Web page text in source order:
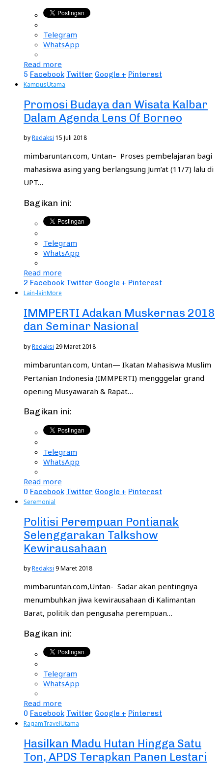
Telegram
WhatsApp
Read more
5 Facebook Twitter Google + Pinterest
KampusUtama
Promosi Budaya dan Wisata Kalbar
Dalam Agenda Lens Of Borneo
byRedaksi 15 Juli 2018
mimbaruntan.com, Untan– Proses pembelajaran bagi
mahasiswa asing yang berlangsung Jum’at (11/7) lalu di
UPT…
Bagikan ini:
Telegram
WhatsApp
Read more
2 Facebook Twitter Google + Pinterest
Lain-lainMore
IMMPERTI Adakan Muskernas 2018
dan Seminar Nasional
byRedaksi 29 Maret 2018
mimbaruntan.com, Untan— Ikatan Mahasiswa Muslim
Pertanian Indonesia (IMMPERTI) mengggelar grand
opening Musyawarah & Rapat…
Bagikan ini:
Telegram
WhatsApp
Read more
0 Facebook Twitter Google + Pinterest
Seremonial
Politisi Perempuan Pontianak
Selenggarakan Talkshow
Kewirausahaan
byRedaksi 9 Maret 2018
mimbaruntan.com,Untan- Sadar akan pentingnya
menumbuhkan jiwa kewirausahaan di Kalimantan
Barat, politik dan pengusaha perempuan…
Bagikan ini:
Telegram
WhatsApp
Read more
0 Facebook Twitter Google + Pinterest
RagamTravelUtama
Hasilkan Madu Hutan Hingga Satu
Ton, APDS Terapkan Panen Lestari